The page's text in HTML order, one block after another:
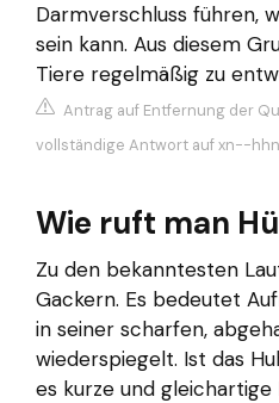
Darmverschluss führen,
sein kann. Aus diesem
Tiere regelmäßig zu
Antrag auf Entfernung der
vollständige Antwort auf xn--
Wie ruft man
Zu den bekanntesten
Gackern. Es bedeutet
in seiner scharfen,
wiederspiegelt. Ist das
es kurze und